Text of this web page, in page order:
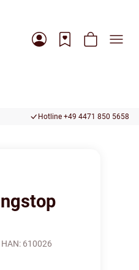
Hotline +49 4471 850 5658
HAN: 610026